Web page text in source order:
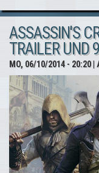
ASSASSIN'S
TRAILER UND
MO, 06/10/2014 - 20:20|